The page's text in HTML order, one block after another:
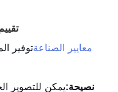
معايير الصناعةتوفير
نصيحة:يمكن للتصوير